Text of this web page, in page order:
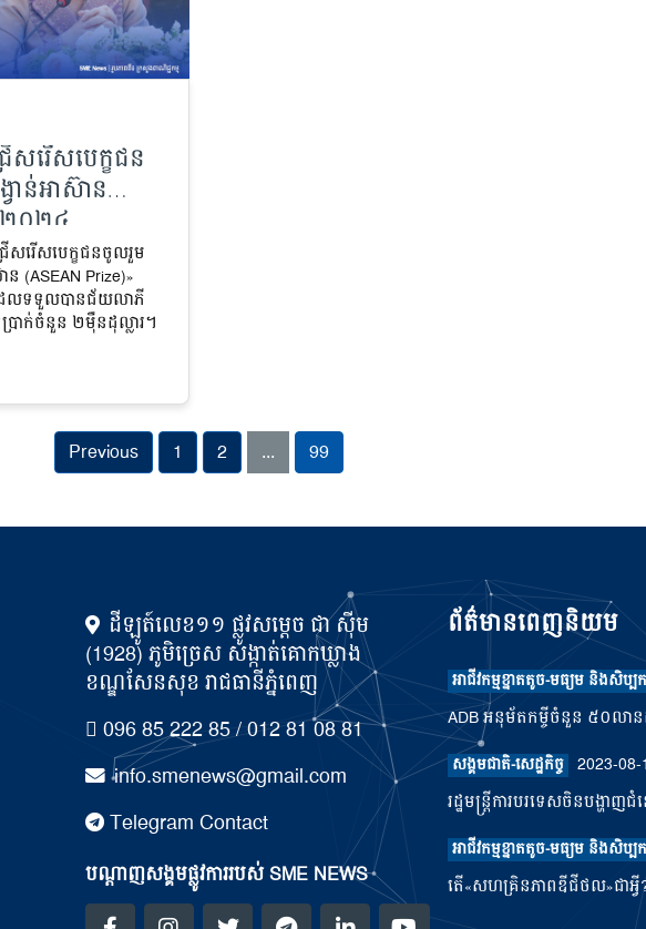
សរើសបេក្ខជន
ាន់អាស៊ាន
២០២៤
សរើសបេក្ខជនចូលរួម
ន (ASEAN Prize)»
ដែលទទួលបានជ័យលាភី
ាក់ចំនួន ២ម៉ឺនដុល្លារ។
Previous 1 2 ... 99
ដីឡូត៍លេខ១១ ផ្លូវសម្តេច ជា ស៊ីម
(1928) ភូមិច្រេស សង្កាត់គោកឃ្លាង
ខណ្ឌសែនសុខ រាជធានីភ្នំពេញ
096 85 222 85 / 012 81 08 81
info.smenews@gmail.com
Telegram Contact
បណ្ដាញសង្គមផ្លូវការរបស់ SME NEWS
ព័ត៌មានពេញនិយម
អាជីវកម្មខ្នាតតូច-មធ្យម និងសិប្បក
ADB អនុម័តកម្ចីចំនួន ៥០លាន
សង្គមជាតិ-សេដ្ឋកិច្ច 2023-08-
រដ្ឋមន្រ្តីការបរទេសចិនបង្ហា
អាជីវកម្មខ្នាតតូច-មធ្យម និងសិប្បក
តើ«សហគ្រិនភាពឌីជីថល»ជាអ្វី